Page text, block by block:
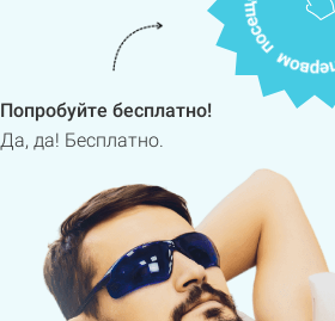
Попробуйте бесплатно!
Да, да! Бесплатно.